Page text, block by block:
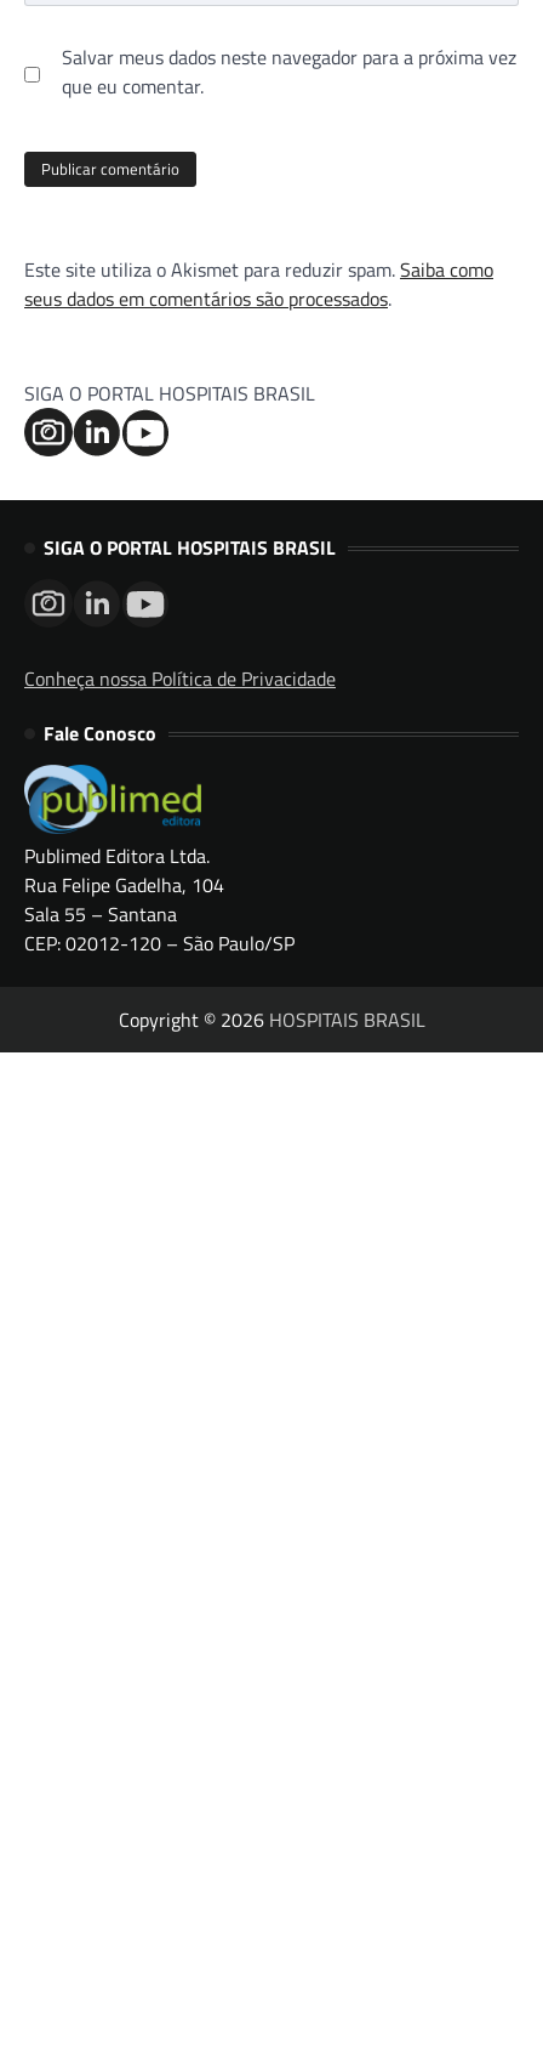
Salvar meus dados neste navegador para a próxima vez
que eu comentar.
Este site utiliza o Akismet para reduzir spam.Saiba como
seus dados em comentários são processados.
SIGA O PORTAL HOSPITAIS BRASIL
SIGA O PORTAL HOSPITAIS BRASIL
Conheça nossa Política de Privacidade
Fale Conosco
Publimed Editora Ltda.
Rua Felipe Gadelha, 104
Sala 55 – Santana
CEP: 02012-120 – São Paulo/SP
Copyright © 2026 HOSPITAIS BRASIL